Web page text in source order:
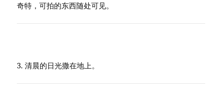
奇特，可拍的东西随处可见。
3. 清晨的日光撒在地上。